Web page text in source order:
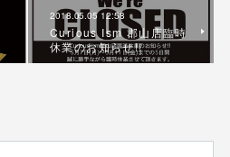
2018.05.05 12:58
Curious Ism 郡山店臨時
休業のお知らせ!!